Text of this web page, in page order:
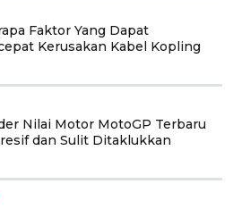
Faktor Yang Dapat
Kerusakan Kabel Kopling
Nilai Motor MotoGP Terbaru
dan Sulit Ditaklukkan